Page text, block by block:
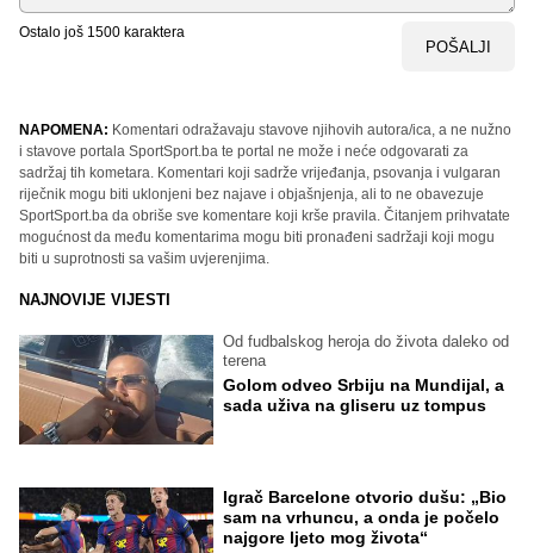
Ostalo još 1500 karaktera
POŠALJI
NAPOMENA: Komentari odražavaju stavove njihovih autora/ica, a ne nužno
i stavove portala SportSport.ba te portal ne može i neće odgovarati za
sadržaj tih kometara. Komentari koji sadrže vrijeđanja, psovanja i vulgaran
riječnik mogu biti uklonjeni bez najave i objašnjenja, ali to ne obavezuje
SportSport.ba da obriše sve komentare koji krše pravila. Čitanjem prihvatate
mogućnost da među komentarima mogu biti pronađeni sadržaji koji mogu
biti u suprotnosti sa vašim uvjerenjima.
NAJNOVIJE VIJESTI
Od fudbalskog heroja do života daleko od
terena
Golom odveo Srbiju na Mundijal, a
sada uživa na gliseru uz tompus
Igrač Barcelone otvorio dušu: „Bio
sam na vrhuncu, a onda je počelo
najgore ljeto mog života“